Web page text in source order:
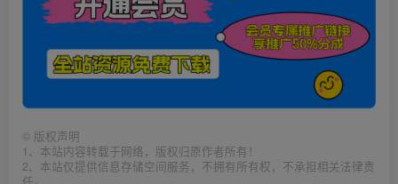
© 版权声明
1、本站内容转载于网络，版权归原作者所有！
2、本站仅提供信息存储空间服务，不拥有所有权，不承担相关法律责